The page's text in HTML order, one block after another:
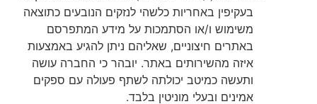
בעקיפין באחריות כלשהי לנזקים הנובעים כתוצאה
משימוש ו/או הסתמכות על מידע המתפרסם
באתרים חיצוניים, שאליהם ניתן להגיע באמצעות
איזה מהשירותים באתר. יובהר כי החברה עושה
ותעשה כמיטב יכולתה לשתף פעולה עם ספקים
אמינים ובעלי מוניטין בלבד.